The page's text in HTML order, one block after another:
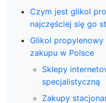
Czym jest glikol
najczęściej się go
Glikol
zakupu w Polsce
Sklepy
specjalistyczną
Zakupy